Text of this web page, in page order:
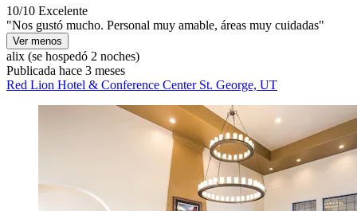
10/10 Excelente
"Nos gustó mucho. Personal muy amable, áreas muy cuidadas"
Ver menos
alix (se hospedó 2 noches)
Publicada hace 3 meses
Red Lion Hotel & Conference Center St. George, UT